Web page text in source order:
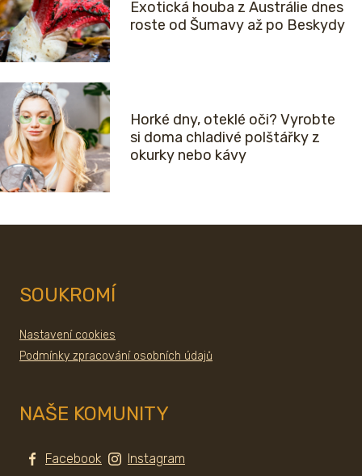
Exotická houba z Austrálie dnes
roste od Šumavy až po Beskydy
Horké dny, oteklé oči? Vyrobte
si doma chladivé polštářky z
okurky nebo kávy
SOUKROMÍ
Nastavení cookies
Podmínky zpracování osobních údajů
NAŠE KOMUNITY
Facebook Instagram